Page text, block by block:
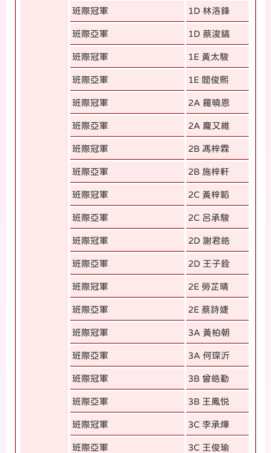
班際冠軍 1D 林洛鋒
班際亞軍 1D 蔡浚鎬
班際冠軍 1E 黃太駿
班際亞軍 1E 閻俊熙
班際冠軍 2A 羅曉恩
班際亞軍 2A 龐又維
班際冠軍 2B 馮梓霖
班際亞軍 2B 施梓軒
班際冠軍 2C 黃梓韜
班際亞軍 2C 呂承駿
班際冠軍 2D 謝君皓
班際亞軍 2D 王子銓
班際冠軍 2E 勞芷晴
班際亞軍 2E 蔡詩婕
班際冠軍 3A 黃柏朝
班際亞軍 3A 何琛沂
班際冠軍 3B 曾皓勤
班際亞軍 3B 王鳳悦
班際冠軍 3C 李承燁
班際亞軍 3C 王俊瑜